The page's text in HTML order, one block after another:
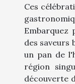
Ces
Embarquez
des saveurs
un pan de
région
découverte